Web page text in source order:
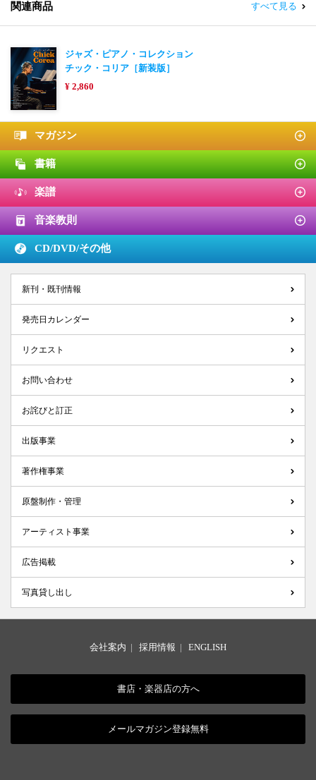
関連商品 すべて見る
ジャズ・ピアノ・コレクション
チック・コリア［新装版］
¥ 2,860
マガジン
書籍
楽譜
音楽教則
CD/DVD/その他
新刊・既刊情報
発売日カレンダー
リクエスト
お問い合わせ
お詫びと訂正
出版事業
著作権事業
原盤制作・管理
アーティスト事業
広告掲載
写真貸し出し
会社案内 | 採用情報 | ENGLISH
書店・楽器店の方へ
メールマガジン登録無料